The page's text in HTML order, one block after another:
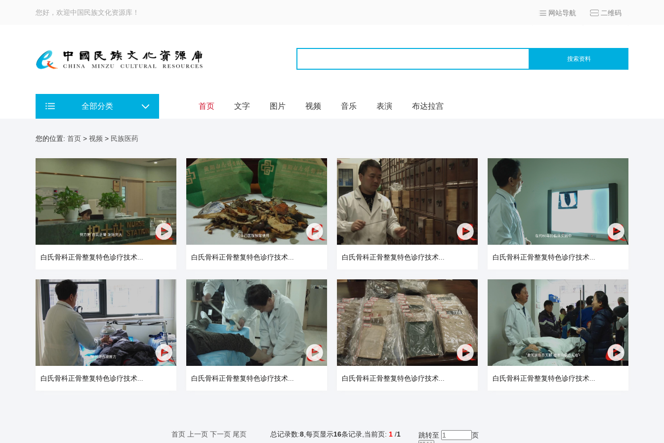
您好，欢迎中国民族文化资源库！ 网站导航 二维码
搜索资料
全部分类 首页 文字 图片 视频 音乐 表演 布达拉宫
您的位置: 首页 > 视频 > 民族医药
白氏骨科正骨整复特色诊疗技术... 白氏骨科正骨整复特色诊疗技术... 白氏骨科正骨整复特色诊疗技术... 白氏骨科正骨整复特色诊疗技术...
白氏骨科正骨整复特色诊疗技术... 白氏骨科正骨整复特色诊疗技术... 白氏骨科正骨整复特色诊疗技术... 白氏骨科正骨整复特色诊疗技术...
首页 上一页 下一页 尾页 总记录数:8 ,每页显示16条记录,当前页: 1 /1 跳转至 页